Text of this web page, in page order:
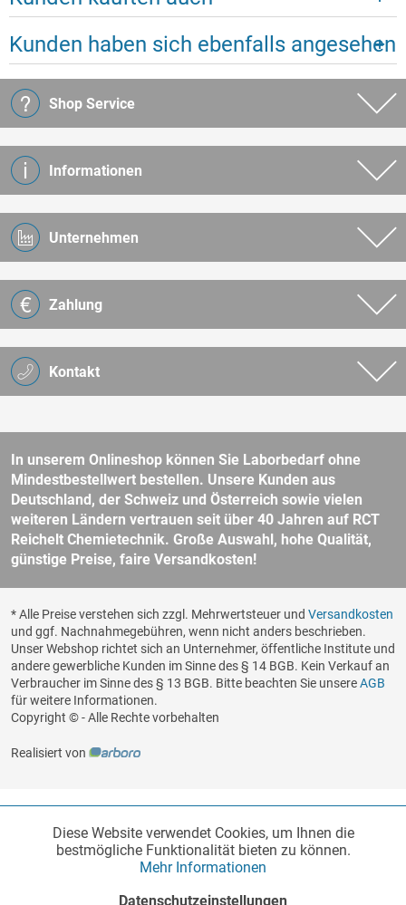
Kunden haben sich ebenfalls angesehen
Kontakt
Shop Service
Informationen
Unternehmen
Zahlung
In unserem Onlineshop können Sie Laborbedarf ohne
Mindestbestellwert bestellen. Unsere Kunden aus
Deutschland, der Schweiz und Österreich sowie vielen
weiteren Ländern vertrauen seit über 40 Jahren auf RCT
Reichelt Chemietechnik. Große Auswahl, hohe Qualität,
günstige Preise, faire Versandkosten!
* Alle Preise verstehen sich zzgl. Mehrwertsteuer und Versandkosten
und ggf. Nachnahmegebühren, wenn nicht anders beschrieben.
Unser Webshop richtet sich an Unternehmer, öffentliche Institute und
andere gewerbliche Kunden im Sinne des § 14 BGB. Kein Verkauf an
Verbraucher im Sinne des § 13 BGB. Bitte beachten Sie unsereAGB
für weitere Informationen.
Copyright © - Alle Rechte vorbehalten
Realisiert von
Funktionale Aktiv
Diese Website verwendet Cookies, um Ihnen die
bestmögliche Funktionalität bieten zu können.
Mehr Informationen
Datenschutzeinstellungen